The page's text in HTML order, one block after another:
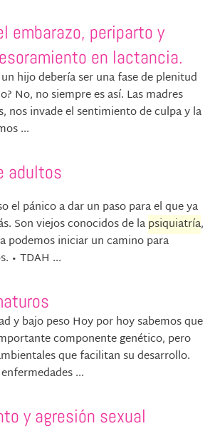
embarazo, periparto y
en lactancia.
hijo debería ser una fase de plenitud
No, no siempre es así. Las madres
nos invade el sentimiento de culpa y la
...
adultos
el pánico a dar un paso para el que ya
Son viejos conocidos de lapsiquiatría,
podemos iniciar un camino para
•⁠ ⁠TDAH ...
y bajo peso Hoy por hoy sabemos que
componente genético, pero
que facilitan su desarrollo.
...
y agresión sexual